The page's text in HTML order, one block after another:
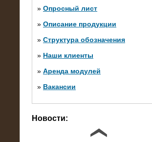
» Опросный лист
» Описание продукции
» Структура обозначения
» Наши клиенты
» Аренда модулей
» Вакансии
Новости:
10.10.2014
Нагрузочный комплекс 20 МВт в 2
яруса (напряжение 6-10 кВ)